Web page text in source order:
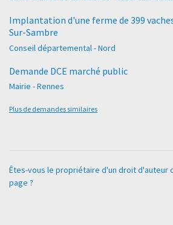
Implantation d'une ferme de 399
Sur-Sambre
Conseil départemental - Nord
Demande DCE marché public
Mairie - Rennes
Plus de demandes similaires
Êtes-vous le propriétaire d'un droit d'auteur
page ?